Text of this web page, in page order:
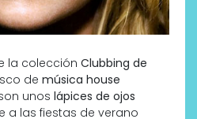
la colección Clubbing de
de música house
unos lápices de ojos
a las fiestas de verano